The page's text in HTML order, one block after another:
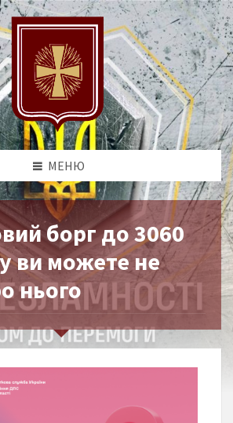
МЕНЮ
борг до 3060
ви можете не
нього